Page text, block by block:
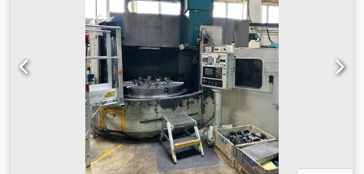
(X): -2770 / +2275 mm Stötslädestöd, inställning vertikal (Z):
1250 mm c-axel: 360° (0,001°) Fräsmotoreffekt: 37 kW
Varvtalsområde – fräsning: 10 - 3000 varv/min Bordets
motoreffekt: 100 kW Vridmoment: 31784 Nm
Matningsområde (X/Z): 0,1 - 15000 mm/min Total
installerad effekt: kW Maskinens vikt ca: 55 t
Utrymmesbehov ca: m Ytterligare information Begagnad
CNC-karusellsvarv för svarvning, borrning och fräsning
Maskinen togs först i drift 2011 och har underhållits
noggrant av föregående ägare. Den såldes på grund av